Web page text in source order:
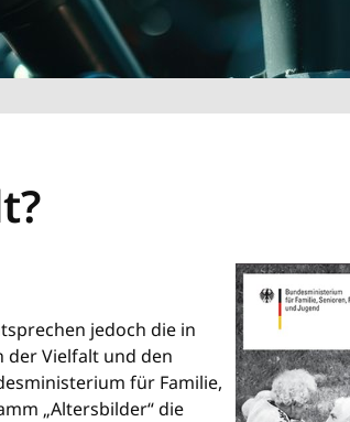
jedoch die in
der Vielfalt und den
für Familie,
„Altersbilder“ die